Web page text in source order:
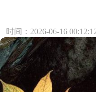
时间：2026-06-16